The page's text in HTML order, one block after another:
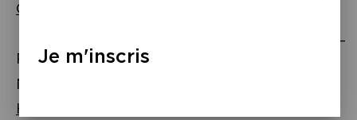
Quartet – « Le chemin de la liberté »
Rencontre
Mercredi 15 mai – 19h
Hagar Peeters & Claire Castillon
Je m'inscris